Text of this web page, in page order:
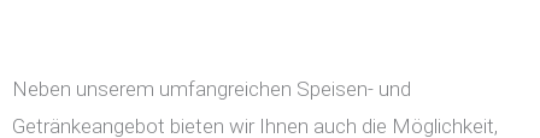
Neben unserem umfangreichen Speisen- und
Getränkeangebot bieten wir Ihnen auch die Möglichkeit,